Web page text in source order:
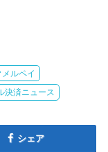
メルペイ
決済ニュース
シェア